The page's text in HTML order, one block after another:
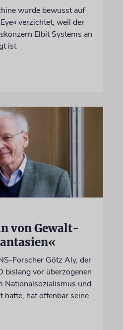
wurde bewusst auf
verzichtet, weil der
Elbit Systems an
ist
von Gewalt-
Forscher Götz Aly, der
bislang vor überzogenen
Nationalsozialismus und
hatte, hat offenbar seine